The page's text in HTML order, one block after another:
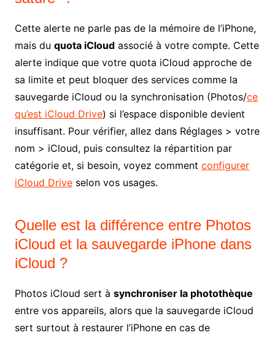
Cette alerte ne parle pas de la mémoire de l’iPhone,
mais du quota iCloudassocié à votre compte. Cette
alerte indique que votre quota iCloud approche de
sa limite et peut bloquer des services comme la
sauvegarde iCloud ou la synchronisation (Photos/ce
qu’est iCloud Drive) si l’espace disponible devient
insuffisant. Pour vérifier, allez dans Réglages > votre
nom > iCloud, puis consultez la répartition par
catégorie et, si besoin, voyez comment configurer
iCloud Driveselon vos usages.
Quelle est la différence entre Photos
iCloud et la sauvegarde iPhone dans
iCloud ?
Photos iCloud sert à synchroniser la photothèque
entre vos appareils, alors que la sauvegarde iCloud
sert surtout à restaurer l’iPhone en cas de